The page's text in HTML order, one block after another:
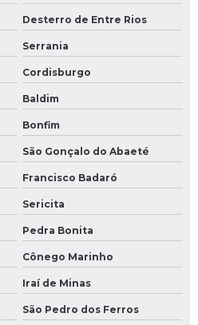
Desterro de Entre Rios
Serrania
Cordisburgo
Baldim
Bonfim
São Gonçalo do Abaeté
Francisco Badaró
Sericita
Pedra Bonita
Cônego Marinho
Iraí de Minas
São Pedro dos Ferros